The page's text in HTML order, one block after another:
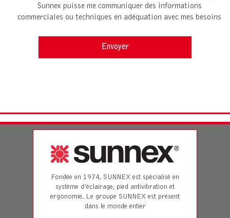
Sunnex puisse me communiquer des informations
commerciales ou techniques en adéquation avec mes besoins
Fondée en 1974, SUNNEX est spécialisé en
système d’éclairage, pied antivibration et
ergonomie. Le groupe SUNNEX est présent
dans le monde entier